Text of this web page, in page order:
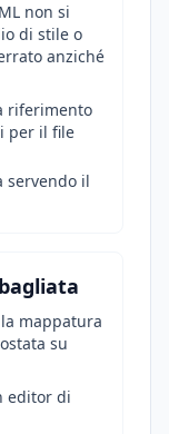
non si
di stile o
anziché
riferimento
per il file
servendo il
mappatura
su
editor di